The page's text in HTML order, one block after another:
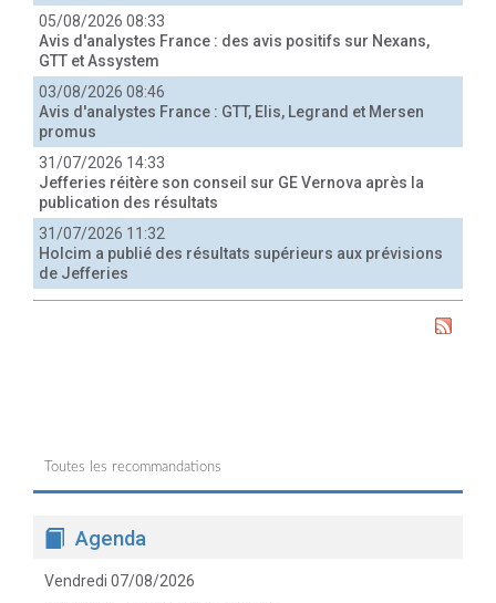
05/08/2026 08:33
Avis d'analystes France : des avis positifs sur Nexans,
GTT et Assystem
03/08/2026 08:46
Avis d'analystes France : GTT, Elis, Legrand et Mersen
promus
31/07/2026 14:33
Jefferies réitère son conseil sur GE Vernova après la
publication des résultats
31/07/2026 11:32
Holcim a publié des résultats supérieurs aux prévisions
de Jefferies
Toutes les recommandations
Agenda
Vendredi 07/08/2026